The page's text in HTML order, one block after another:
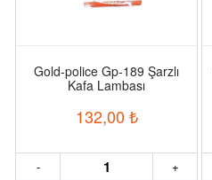
Gold-police Gp-189 Şarzlı
Kafa Lambası
132,00 ₺
+
-